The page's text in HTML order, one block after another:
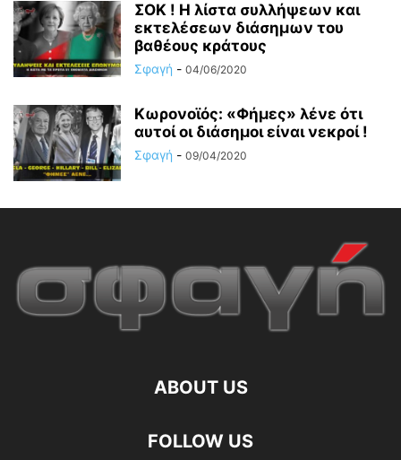
ΣΟΚ ! Η λίστα συλλήψεων και
εκτελέσεων διάσημων του
βαθέους κράτους
Σφαγή - 04/06/2020
Κωρονοϊός: «Φήμες» λένε ότι
αυτοί οι διάσημοι είναι νεκροί !
Σφαγή - 09/04/2020
ABOUT US
FOLLOW US